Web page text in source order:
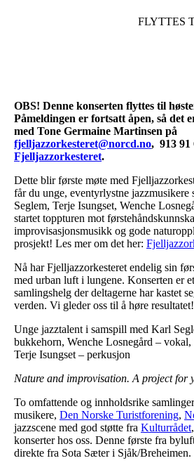
FLYTTES
OBS! Denne konserten flyttes til
Påmeldingen er fortsatt åpen, så det
med Tone Germaine Martinsen på
fjelljazzorkesteret@norcd.no, 913 91
Fjelljazzorkesteret.
Dette blir første møte med
får du unge, eventyrlystne jazzmusikere
Seglem, Terje Isungset, Wenche
startet toppturen mot
improvisasjonsmusikk og gode
prosjekt! Les mer om det her:
Nå har Fjelljazzorkesteret endelig sin
med urban luft i lungene. Konserten er
samlingshelg der deltagerne har kastet
verden. Vi gleder oss til å høre resultatet!
Unge jazztalent i samspill med Karl
bukkehorn, Wenche Losnegård –
Terje Isungset – perkusjon
Nature and improvisation. A project for
To omfattende og innholdsrike
musikere, Den Norske Turistforening,
jazzscene med god støtte fra Kulturrådet
konserter hos oss. Denne første fra
direkte fra Sota Sæter i Sjåk/Breheimen.